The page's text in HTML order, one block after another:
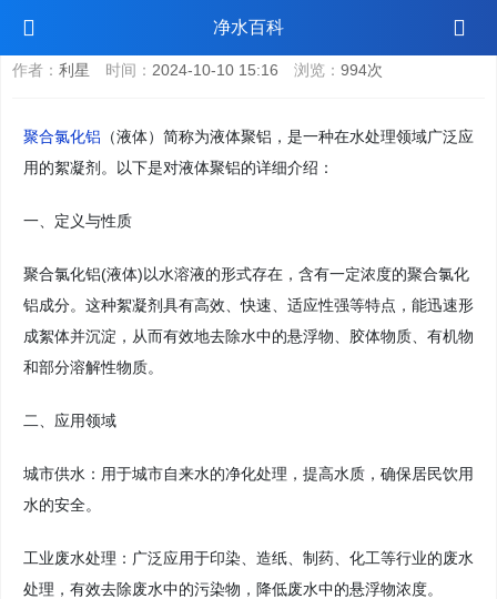
净水百科
聚合氯化铝(液体)
作者： 利星 时间： 2024-10-10 15:16 浏览： 994次
聚合氯化铝 （液体）简称为液体聚铝，是一种在水处理领域广泛应
用的絮凝剂。以下是对液体聚铝的详细介绍：
一、定义与性质
聚合氯化铝(液体)以水溶液的形式存在，含有一定浓度的聚合氯化
铝成分。这种絮凝剂具有高效、快速、适应性强等特点，能迅速形
成絮体并沉淀，从而有效地去除水中的悬浮物、胶体物质、有机物
和部分溶解性物质。
二、应用领域
城市供水：用于城市自来水的净化处理，提高水质，确保居民饮用
水的安全。
工业废水处理：广泛应用于印染、造纸、制药、化工等行业的废水
处理，有效去除废水中的污染物，降低废水中的悬浮物浓度。